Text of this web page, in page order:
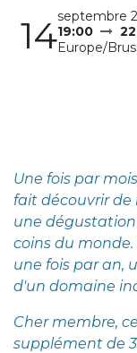
14septembre
19:00
Europe/
Une fois par
fait découvrir de
une
coins du
une fois par an,
d'un domaine
Cher membre,
supplément de